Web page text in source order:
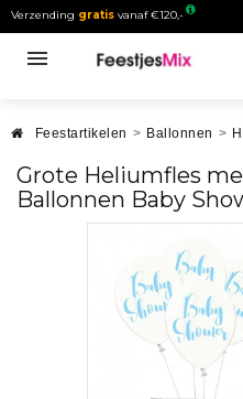
Verzending gratis vanaf €120,-
Feestartikelen > Ballonnen >
Grote Heliumfles
Ballonnen Baby